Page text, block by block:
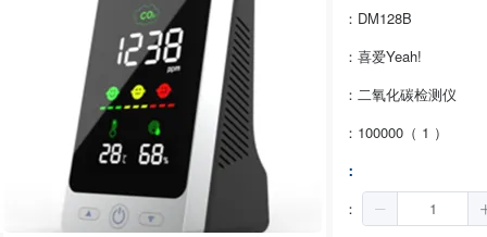
：DM128B
：喜爱Yeah!
：二氧化碳检测仪
：100000（ 1 ）
：
：